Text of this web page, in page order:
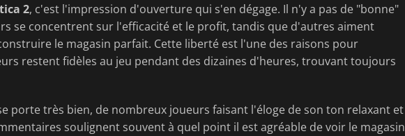
2, c'est l'impression d'ouverture qui s'en dégage. Il n'y a pas de "bonne"
se concentrent sur l'efficacité et le profit, tandis que d'autres aiment
le magasin parfait. Cette liberté est l'une des raisons pour
restent fidèles au jeu pendant des dizaines d'heures, trouvant toujours
porte très bien, de nombreux joueurs faisant l'éloge de son ton relaxant et
soulignent souvent à quel point il est agréable de voir le magasin